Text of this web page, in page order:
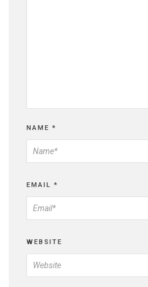
NAME *
EMAIL *
WEBSITE